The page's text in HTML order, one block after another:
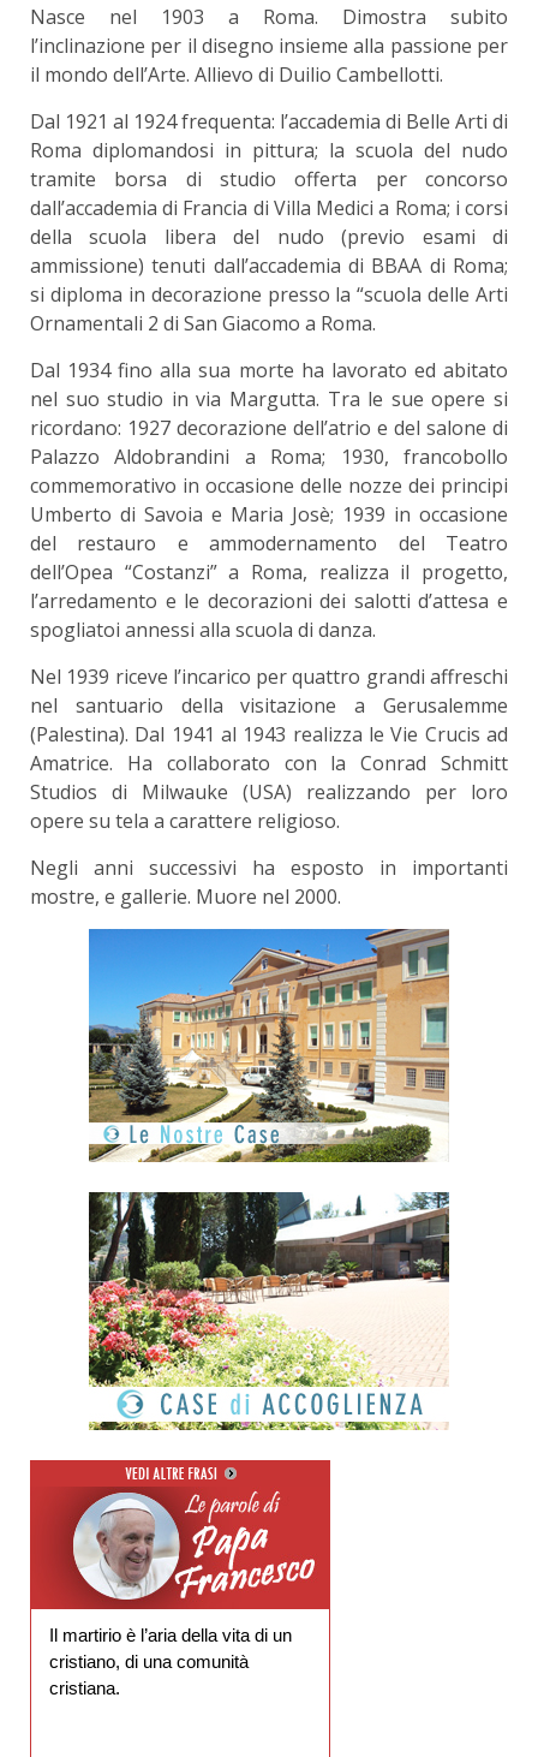
Nasce nel 1903 a Roma. Dimostra subito
l’inclinazione per il disegno insieme alla passione per
il mondo dell’Arte. Allievo di Duilio Cambellotti.
Dal 1921 al 1924 frequenta: l’accademia di Belle Arti di
Roma diplomandosi in pittura; la scuola del nudo
tramite borsa di studio offerta per concorso
dall’accademia di Francia di Villa Medici a Roma; i corsi
della scuola libera del nudo (previo esami di
ammissione) tenuti dall’accademia di BBAA di Roma;
si diploma in decorazione presso la “scuola delle Arti
Ornamentali 2 di San Giacomo a Roma.
Dal 1934 fino alla sua morte ha lavorato ed abitato
nel suo studio in via Margutta. Tra le sue opere si
ricordano: 1927 decorazione dell’atrio e del salone di
Palazzo Aldobrandini a Roma; 1930, francobollo
commemorativo in occasione delle nozze dei principi
Umberto di Savoia e Maria Josè; 1939 in occasione
del restauro e ammodernamento del Teatro
dell’Opea “Costanzi” a Roma, realizza il progetto,
l’arredamento e le decorazioni dei salotti d’attesa e
spogliatoi annessi alla scuola di danza.
Nel 1939 riceve l’incarico per quattro grandi affreschi
nel santuario della visitazione a Gerusalemme
(Palestina). Dal 1941 al 1943 realizza le Vie Crucis ad
Amatrice. Ha collaborato con la Conrad Schmitt
Studios di Milwauke (USA) realizzando per loro
opere su tela a carattere religioso.
Negli anni successivi ha esposto in importanti
mostre, e gallerie. Muore nel 2000.
Il martirio è l’aria della vita di un
cristiano, di una comunità
cristiana.